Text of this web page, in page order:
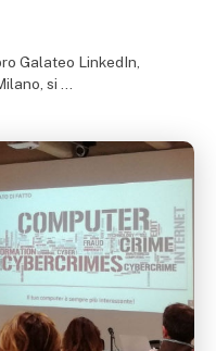
Galateo LinkedIn,
si ...